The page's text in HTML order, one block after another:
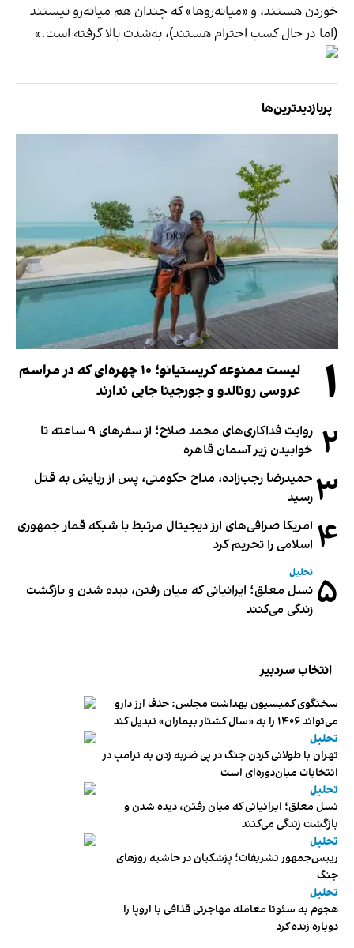
خوردن هستند، و «میانه‌روها» که چندان هم میانه‌رو نیستند
(اما در حال کسب احترام هستند)، به‌شدت بالا گرفته است.»
پربازدیدترین‌ها
۱
لیست ممنوعه کریستیانو؛ ۱۰ چهره‌ای که در مراسم
عروسی رونالدو و جورجینا جایی ندارند
۲
روایت فداکاری‌های محمد صلاح؛ از سفرهای ۹ ساعته تا
خوابیدن زیر آسمان قاهره
۳ حمیدرضا رجب‌زاده، مداح حکومتی، پس از ربایش به قتل
رسید
۴ آمریکا صرافی‌های ارز دیجیتال مرتبط با شبکه قمار جمهوری
اسلامی را تحریم کرد
۵ تحلیل
نسل معلق؛ ایرانیانی که میان رفتن، دیده شدن و بازگشت
زندگی می‌کنند
انتخاب سردبیر
سخنگوی کمیسیون بهداشت مجلس: حذف ارز دارو
می‌تواند ۱۴۰۶ را به «سال کشتار بیماران» تبدیل کند
تحلیل
تهران با طولانی کردن جنگ در پی ضربه زدن به ترامپ در
انتخابات میان‌دوره‌ای است
تحلیل
نسل معلق؛ ایرانیانی که میان رفتن، دیده شدن و
بازگشت زندگی می‌کنند
تحلیل
رییس‌جمهور تشریفات؛ پزشکیان در حاشیه روزهای
جنگ
تحلیل
هجوم به سئوتا معامله مهاجرتی قذافی با اروپا را
دوباره زنده کرد